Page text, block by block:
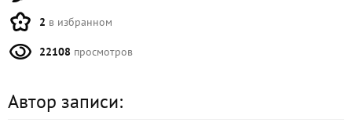
2 в избранном
22108 просмотров
Автор записи: